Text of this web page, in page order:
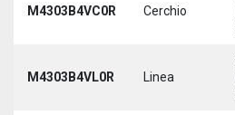
M4303B4VC0R Cerchio
M4303B4VL0R Linea